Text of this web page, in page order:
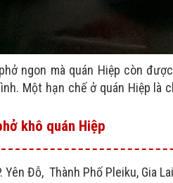
ngon mà quán Hiệp còn
Một hạn chế ở quán Hiệp là
khô quán Hiệp
Yên Đỗ, Thành Phố Pleiku, Gia Lai